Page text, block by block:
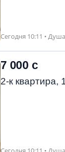
Сегодня 10:11 •
7 000 с
2-к квартира,